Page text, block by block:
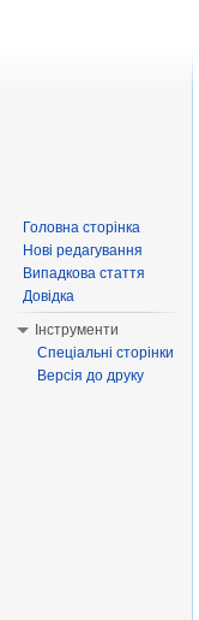
Головна сторінка
Нові редагування
Випадкова стаття
Довідка
Інструменти
Спеціальні сторінки
Версія до друку